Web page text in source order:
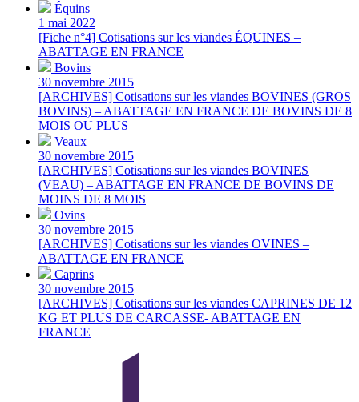
Équins
1 mai 2022
[Fiche n°4] Cotisations sur les viandes ÉQUINES –
ABATTAGE EN FRANCE
Bovins
30 novembre 2015
[ARCHIVES] Cotisations sur les viandes BOVINES (GROS
BOVINS) – ABATTAGE EN FRANCE DE BOVINS DE 8
MOIS OU PLUS
Veaux
30 novembre 2015
[ARCHIVES] Cotisations sur les viandes BOVINES
(VEAU) – ABATTAGE EN FRANCE DE BOVINS DE
MOINS DE 8 MOIS
Ovins
30 novembre 2015
[ARCHIVES] Cotisations sur les viandes OVINES –
ABATTAGE EN FRANCE
Caprins
30 novembre 2015
[ARCHIVES] Cotisations sur les viandes CAPRINES DE 12
KG ET PLUS DE CARCASSE- ABATTAGE EN
FRANCE